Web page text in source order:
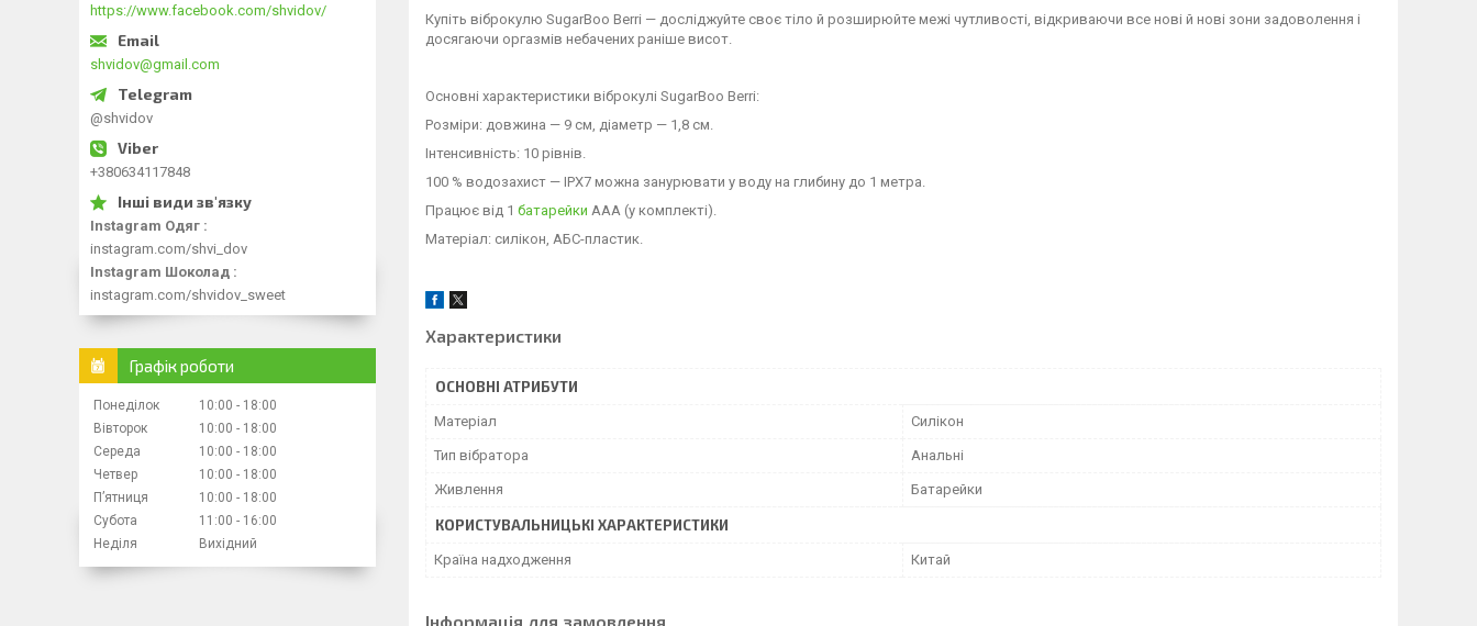
Купіть віброкулю SugarBoo Berri — досліджуйте своє тіло й розширюйте межі чутливості, відкриваючи все нові й нові зони задоволення і
досягаючи оргазмів небачених раніше висот.
Основні характеристики віброкулі SugarBoo Berri:
Розміри: довжина — 9 см, діаметр — 1,8 см.
Інтенсивність: 10 рівнів.
100 % водозахист — IPX7 можна занурювати у воду на глибину до 1 метра.
Працює від 1 батарейки ААА (у комплекті).
Матеріал: силікон, АБС-пластик.
Характеристики
ОСНОВНІ АТРИБУТИ
Матеріал Силікон
Тип вібратора Анальні
Живлення Батарейки
КОРИСТУВАЛЬНИЦЬКІ ХАРАКТЕРИСТИКИ
Країна надходження Китай
Інформація для замовлення
https://www.facebook.com/shvidov/
shvidov@gmail.com
@shvidov
+380634117848
Instagram Одяг
instagram.com/shvi_dov
Instagram Шоколад
instagram.com/shvidov_sweet
Графік роботи
Понеділок 10:00
18:00
Вівторок
10:00
18:00
Середа
10:00
18:00
Четвер
10:00
18:00
Пʼятниця
10:00
18:00
Субота
11:00
16:00
Неділя
Вихідний